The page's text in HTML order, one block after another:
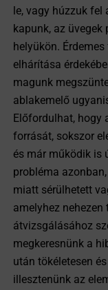
le, vagy húzzuk fel
kapunk, az
helyükön.
elhárítása
magunk
ablakemelő
Előfordulhat, hogy
forrását, sokszor
és már működik is
probléma
miatt sérülhetett
amelyhez
átvizsgálásához
megkeresnünk a
után tökéletesen
illesztenünk az